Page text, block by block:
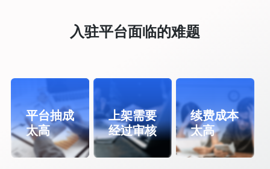
入驻平台面临的难题
平台抽成
太高
上架需要
经过审核
续费成本
太高